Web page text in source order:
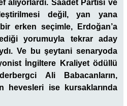
alıyorlardı. Saadet Partisi ve
değil, yan yana
erken seçimle, Erdoğan’a
yorumuyla tekrar aday
Ve bu şeytani senaryoda
İngiltere Kraliyet ödüllü
Ali Babacanların,
hevesleri ise kursaklarında